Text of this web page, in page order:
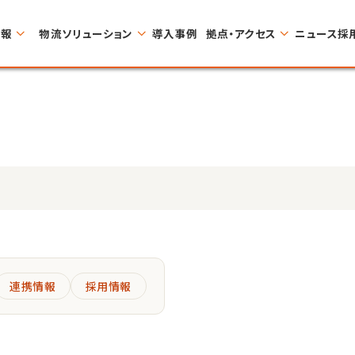
物流ソリューション 導入事例 拠点・アクセス ニュース採
連携情報 採用情報